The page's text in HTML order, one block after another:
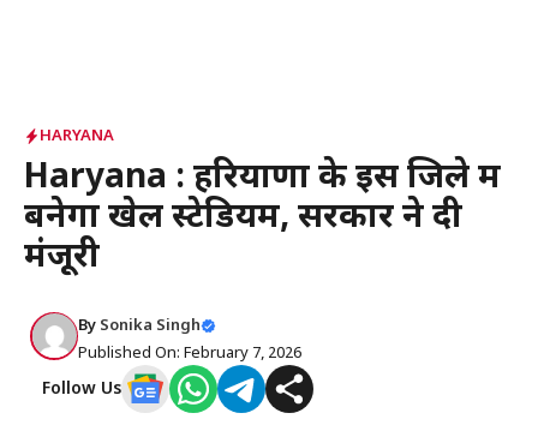
HARYANA
Haryana : हरियाणा के इस जिले में
बनेगा खेल स्टेडियम, सरकार ने दी
मंजूरी
By Sonika Singh
Published On: February 7, 2026
Follow Us